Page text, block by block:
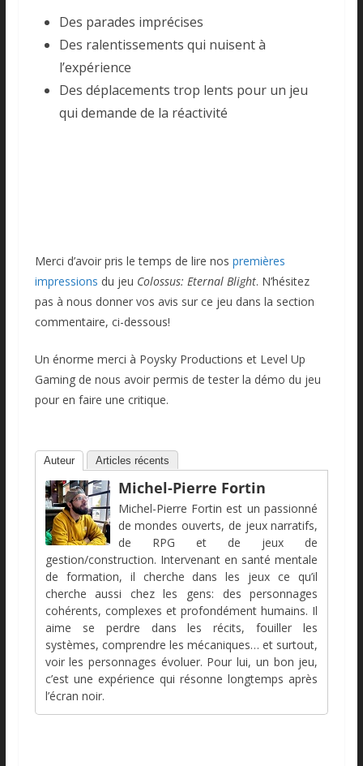
Des parades imprécises
Des ralentissements qui nuisent à
l’expérience
Des déplacements trop lents pour un jeu
qui demande de la réactivité
Merci d’avoir pris le temps de lire nos premières
impressions du jeu Colossus: Eternal Blight. N’hésitez
pas à nous donner vos avis sur ce jeu dans la section
commentaire, ci-dessous!
Un énorme merci à Poysky Productions et Level Up
Gaming de nous avoir permis de tester la démo du jeu
pour en faire une critique.
Auteur Articles récents
Michel-Pierre Fortin
Michel-Pierre Fortin est un passionné
de mondes ouverts, de jeux narratifs,
de RPG et de jeux de
gestion/construction. Intervenant en santé mentale
de formation, il cherche dans les jeux ce qu’il
cherche aussi chez les gens: des personnages
cohérents, complexes et profondément humains. Il
aime se perdre dans les récits, fouiller les
systèmes, comprendre les mécaniques… et surtout,
voir les personnages évoluer. Pour lui, un bon jeu,
c’est une expérience qui résonne longtemps après
l’écran noir.